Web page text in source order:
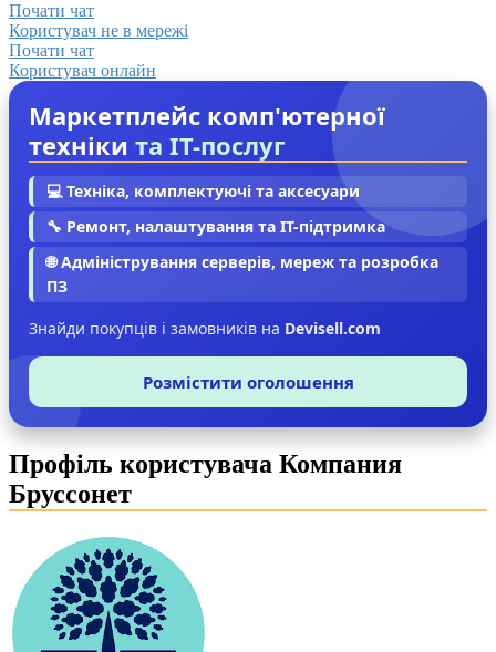
Почати чат
Користувач не в мережі
Почати чат
Користувач онлайн
Маркетплейс комп'ютерної
техніки та IT-послуг
💻 Техніка, комплектуючі та аксесуари
🔧 Ремонт, налаштування та IT-підтримка
🌐 Адміністрування серверів, мереж та розробка
ПЗ
Знайди покупців і замовників на Devisell.com
Розмістити оголошення
Профіль користувача Компания
Бруссонет